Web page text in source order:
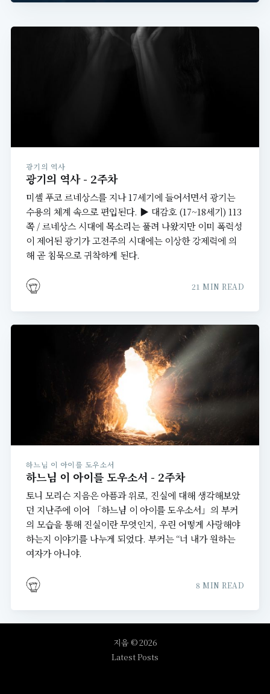
광기의 역사
광기의 역사 - 2주차
미셸 푸코 르네상스를 지나 17세기에 들어서면서 광기는
수용의 체계 속으로 편입된다. ▶ 대감호 (17~18세기) 113
쪽 / 르네상스 시대에 목소리는 풀려 나왔지만 이미 폭력성
이 제어된 광기가 고전주의 시대에는 이상한 강제력에 의
해 곧 침묵으로 귀착하게 된다.
21 MIN READ
하느님 이 아이를 도우소서
하느님 이 아이를 도우소서 - 2주차
토니 모리슨 지음은 아픔과 위로, 진실에 대해 생각해보았
던 지난주에 이어 「하느님 이 아이를 도우소서」의 부커
의 모습을 통해 진실이란 무엇인지, 우린 어떻게 사랑해야
하는지 이야기를 나누게 되었다. 부커는 “너 내가 원하는
여자가 아니야.
8 MIN READ
지음© 2026
Latest Posts